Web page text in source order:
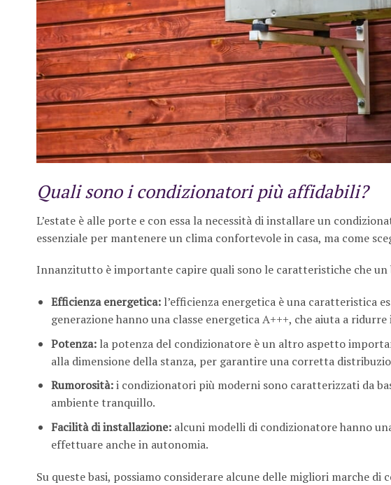
Quali sono i condizionatori più affidabili?
L’estate è alle porte e con essa la necessità di installare un
essenziale per mantenere un clima confortevole in casa, ma come
Innanzitutto è importante capire quali sono le caratteristiche che un
Efficienza energetica:l’efficienza energetica è una caratteristica
generazione hanno una classe energetica A+++, che aiuta a
Potenza:la potenza del condizionatore è un altro aspetto
alla dimensione della stanza, per garantire una corretta
Rumorosità:i condizionatori più moderni sono caratterizzati da
ambiente tranquillo.
Facilità di installazione:alcuni modelli di condizionatore hanno
effettuare anche in autonomia.
Su queste basi, possiamo considerare alcune delle migliori marche